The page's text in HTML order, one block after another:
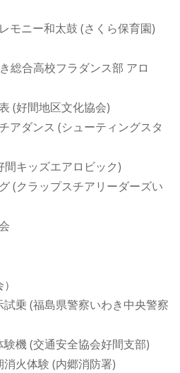
モニー和太鼓 (さくら保育園)
総合高校フラダンス部 アロ
(好間地区文化協会)
アダンス (シューティングスタ
間キッズエアロビック)
(クラップスチアリーダーズい
乗 (福島県警察いわき中央警察
機 (交通安全協会好間支部)
火体験 (内郷消防署)